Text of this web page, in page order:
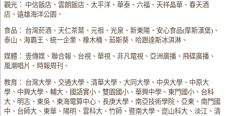
觀光： 中信飯店、雲朗飯店、太平洋、華泰、六福、天祥晶華、春天酒
店、遠雄海洋公園、
食品： 台灣菸酒、天仁茶葉、元祖、光泉、新東陽、安心食品(摩斯漢堡)、
泰山、海霸王、統一企業、橡木桶、茹斯葵、哈跟達斯冰淇淋、
媒體： 壹傳媒、聯合報、台視、華視、非凡電視、亞洲廣播、飛碟廣播、
風潮唱片、時報周刊、
教育： 台灣大學、交通大學、清華大學、大同大學、中央大學、中原大
學、中興大學、輔大、國語實小、雙園國小、華興中學、東門國小、台科
大、明志、東吳、東海電算中心、長庚大學、南亞技術學院、亞東、南門國
中、台師大、東華、陽明、雲科大、竹師、暨南大學、崑山科大、淡江、清